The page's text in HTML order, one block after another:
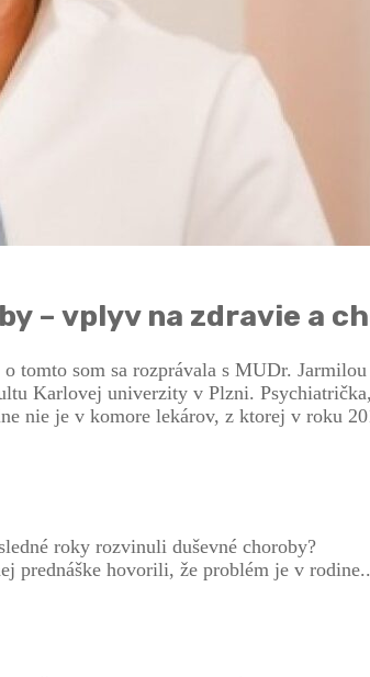
– vplyv na zdravie a
tomto som sa rozprávala s MUDr.
Karlovej univerzity v Plzni. Psychiatrička,
nie je v komore lekárov, z ktorej v roku
roky rozvinuli duševné choroby?
prednáške hovorili, že problém je v